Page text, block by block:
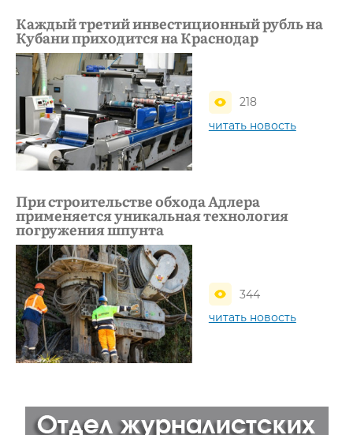
Каждый третий инвестиционный рубль на
Кубани приходится на Краснодар
218
читать новость
При строительстве обхода Адлера
применяется уникальная технология
погружения шпунта
344
читать новость